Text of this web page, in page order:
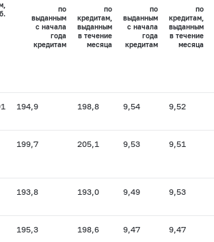
по
выданным
с начала
года
кредитам
по
кредитам,
выданным
в течение
месяца
по
выданным
с начала
года
кредитам
по
кредитам,
выданным
в течение
месяца
194,9 198,8 9,54 9,52
199,7 205,1 9,53 9,51
193,8 193,0 9,49 9,53
195,3 198,6 9,47 9,47